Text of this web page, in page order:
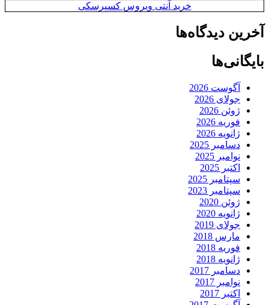
خرید آنتی ویروس کسپرسکی
آخرین دیدگاه‌ها
بایگانی‌ها
آگوست 2026
جولای 2026
ژوئن 2026
فوریه 2026
ژانویه 2026
دسامبر 2025
نوامبر 2025
اکتبر 2025
سپتامبر 2025
سپتامبر 2023
ژوئن 2020
ژانویه 2020
جولای 2019
مارس 2018
فوریه 2018
ژانویه 2018
دسامبر 2017
نوامبر 2017
اکتبر 2017